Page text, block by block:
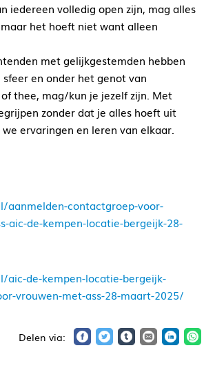
iedereen volledig open zijn, mag alles
het hoeft niet want alleen
met gelijkgestemden hebben
en onder het genot van
thee, mag/kun je jezelf zijn. Met
zonder dat je alles hoeft uit
ervaringen en leren van elkaar.
aanmelden-contactgroep-voor-
aic-de-kempen-locatie-bergeijk-28-
aic-de-kempen-locatie-bergeijk-
vrouwen-met-ass-28-maart-2025/